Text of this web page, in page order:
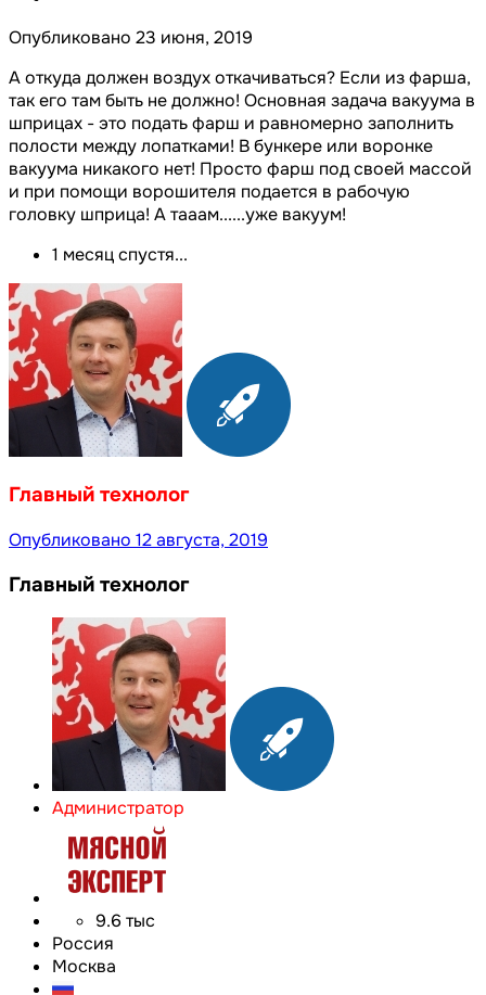
Опубликовано 23 июня, 2019
А откуда должен воздух откачиваться? Если из фарша,
так его там быть не должно! Основная задача вакуума в
шприцах - это подать фарш и равномерно заполнить
полости между лопатками! В бункере или воронке
вакуума никакого нет! Просто фарш под своей массой
и при помощи ворошителя подается в рабочую
головку шприца! А тааам......уже вакуум!
1 месяц спустя...
Главный технолог
Опубликовано 12 августа, 2019
Главный технолог
Администратор
9.6 тыс
Россия
Москва